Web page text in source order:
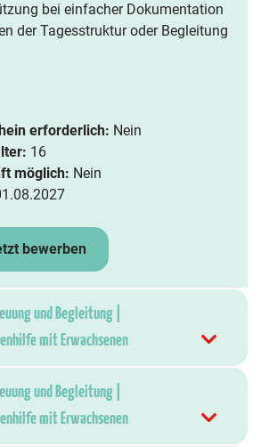
bei einfacher Dokumentation
der Tagesstruktur oder Begleitung
erforderlich: Nein
16
möglich: Nein
bewerben
und Begleitung |
mit Erwachsenen
und Begleitung |
mit Erwachsenen